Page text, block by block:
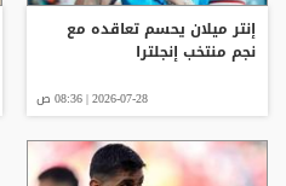
إنتر ميلان يحسم تعاقده مع
نجم منتخب إنجلترا
2026-07-28 | 08:36 ص